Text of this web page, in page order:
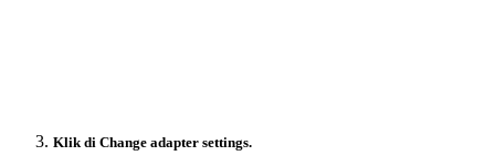
Klik di Change adapter settings.